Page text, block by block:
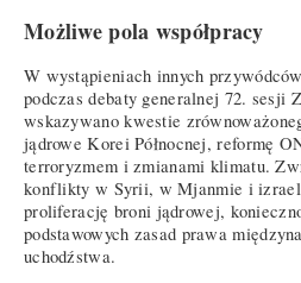
Możliwe pola współpracy
W wystąpieniach innych
podczas debaty generalnej 72. sesji
wskazywano kwestie
jądrowe Korei Północnej, reformę
terroryzmem i zmianami klimatu.
konflikty w Syrii, w Mjanmie i
proliferację broni jądrowej,
podstawowych zasad prawa
uchodźstwa.